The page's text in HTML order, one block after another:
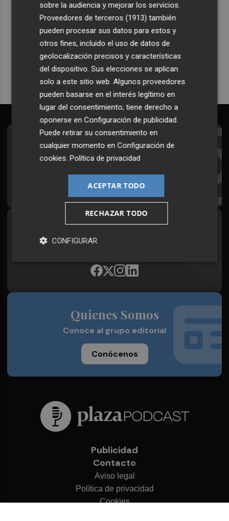
Recibe toda la actualidad de
Plaza Podcast en tu correo
Quiero suscribirme
Suscríbete al Boletín
Todos los días a primera hora en tu email
¡Quiero suscribirme!
Síguenos en redes
Plaza Podcast, desde cualquier medio
Quienes Somos
Conoce al grupo editorial
Conócenos
Publicidad
Contacto
Aviso legal
Política de privacidad
Cookies
sobre la audiencia y mejorar los servicios.
Proveedores de terceros (1913) también
pueden procesar sus datos para estos y
otros fines, incluido el uso de datos de
geolocalización precisos y características
del dispositivo. Sus elecciones se aplican
solo a este sitio web. Algunos proveedores
pueden basarse en el interés legítimo en
lugar del consentimiento; tiene derecho a
oponerse enConfiguración de publicidad.
Puede retirar su consentimiento en
cualquier momento enConfiguración de
cookies.Política de privacidad
ACEPTAR TODO
RECHAZAR TODO
CONFIGURAR